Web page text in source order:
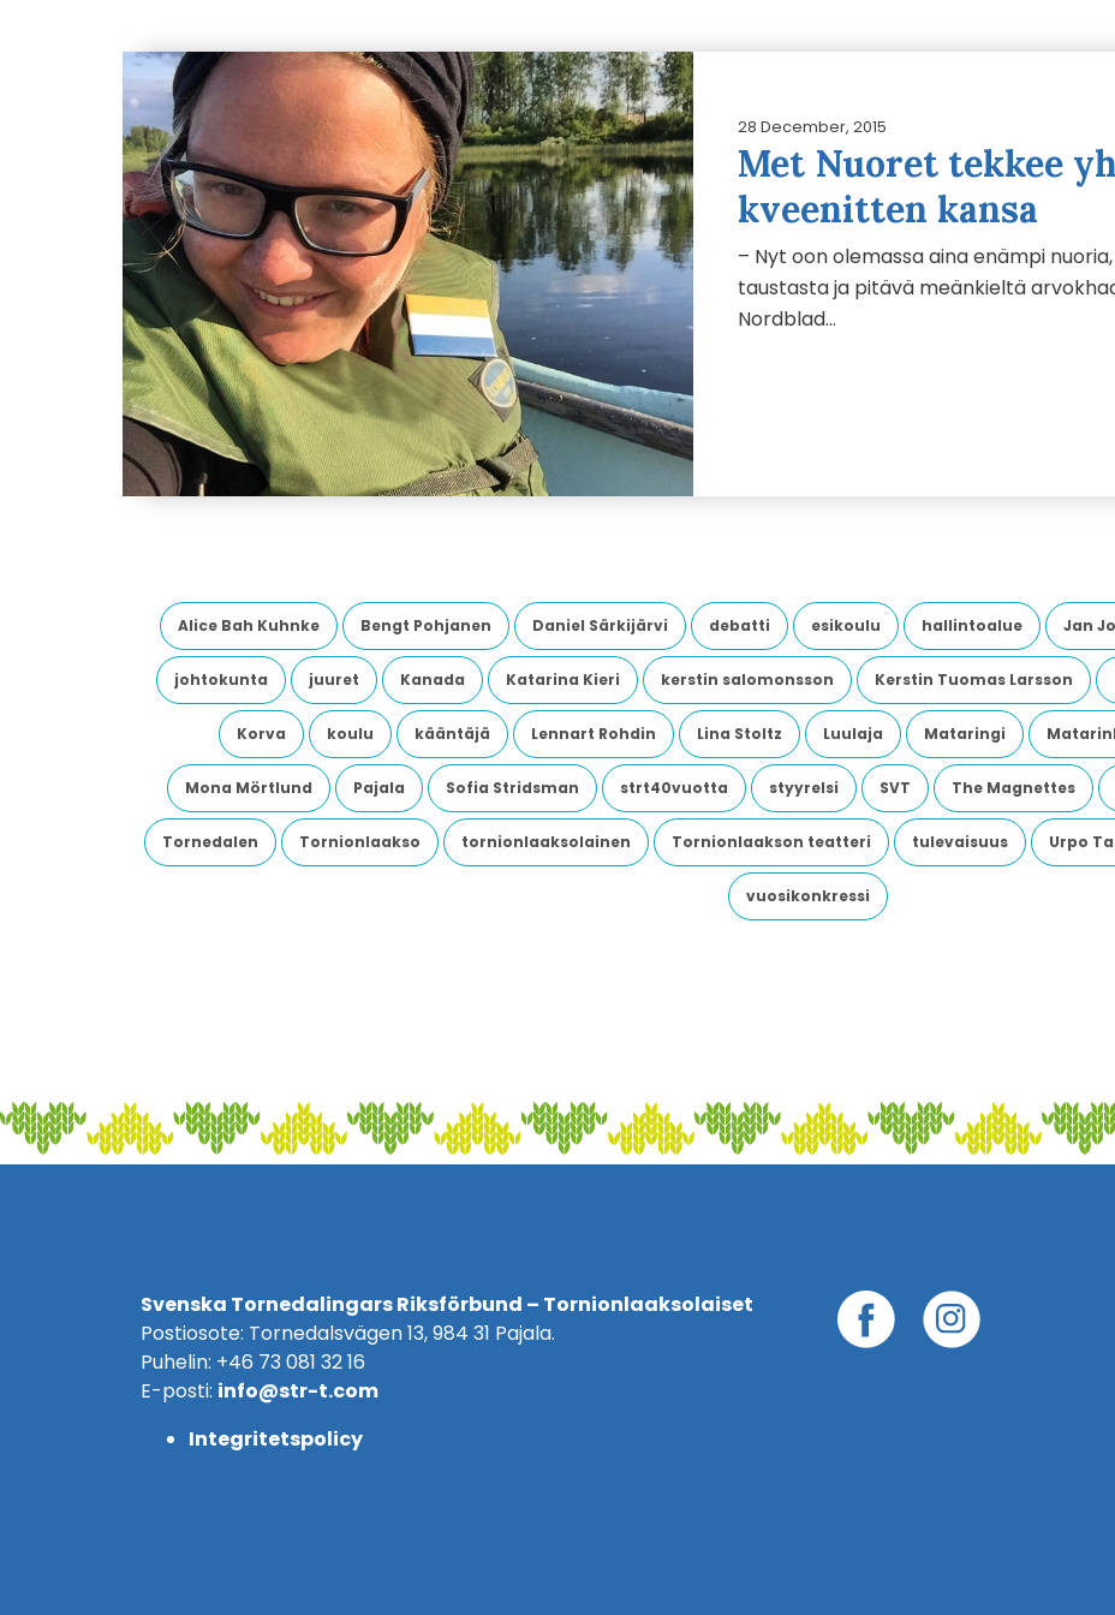
28 December, 2015
Met Nuoret tekkee
kveenitten kansa
– Nyt oon olemassa aina enämpi
taustasta ja pitävä meänkieltä
Nordblad…
Alice Bah Kuhnke Bengt Pohjanen Daniel Särkijärvi debatti esikoulu hallintoalue Jan
johtokunta juuret Kanada Katarina Kieri kerstin salomonsson Kerstin Tuomas Larsson
Korva koulu kääntäjä Lennart Rohdin Lina Stoltz Luulaja Mataringi
Mona Mörtlund Pajala Sofia Stridsman strt40vuotta styyrelsi SVT The Magnettes
Tornedalen Tornionlaakso tornionlaaksolainen Tornionlaakson teatteri tulevaisuus Urpo
vuosikonkressi
Svenska Tornedalingars Riksförbund – Tornionlaaksolaiset
Postiosote: Tornedalsvägen 13, 984 31 Pajala.
Puhelin: +46 73 081 32 16
E-posti: info@str-t.com
Integritetspolicy